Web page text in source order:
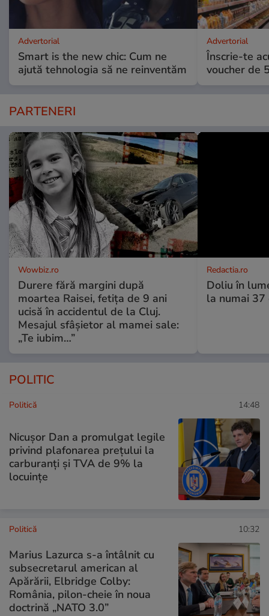
Advertorial
Smart is the new chic: Cum ne
ajută tehnologia să ne reinventăm
Advertorial
Înscrie-te
voucher de
PARTENERI
Wowbiz.ro
Durere fără margini după
moartea Raisei, fetița de 9 ani
ucisă în accidentul de la Cluj.
Mesajul sfâșietor al mamei sale:
„Te iubim…”
Redactia.ro
Doliu în
la numai 37
POLITIC
Politică 14:48
Nicușor Dan a promulgat legile
privind plafonarea prețului la
carburanți și TVA de 9% la
locuințe
Politică 10:32
Marius Lazurca s-a întâlnit cu
subsecretarul american al
Apărării, Elbridge Colby:
România, pilon-cheie în noua
doctrină „NATO 3.0”